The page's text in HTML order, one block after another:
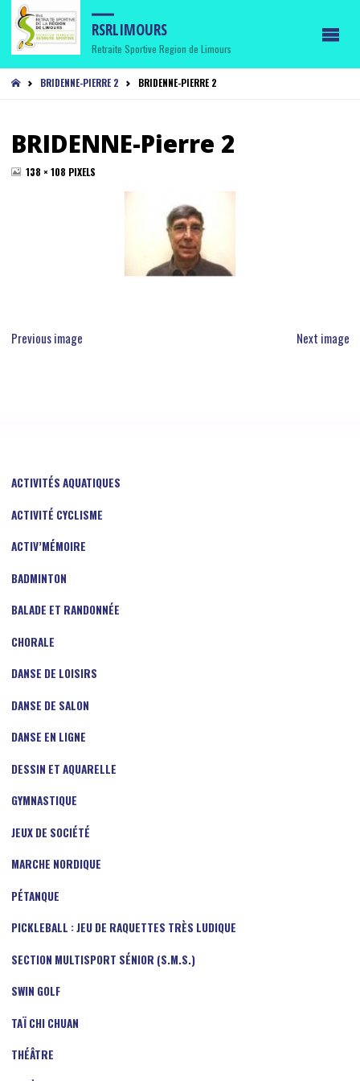
RSRLIMOURS
Retraite Sportive Region de Limours
HOMEBRIDENNE-PIERRE 2 BRIDENNE-PIERRE 2
BRIDENNE-Pierre 2
FULL138 × 108 PIXELS
Previous image Next image
ACTIVITÉS AQUATIQUES
ACTIVITÉ CYCLISME
ACTIV’MÉMOIRE
BADMINTON
BALADE ET RANDONNÉE
CHORALE
DANSE DE LOISIRS
DANSE DE SALON
DANSE EN LIGNE
DESSIN ET AQUARELLE
GYMNASTIQUE
JEUX DE SOCIÉTÉ
MARCHE NORDIQUE
PÉTANQUE
PICKLEBALL : JEU DE RAQUETTES TRÈS LUDIQUE
SECTION MULTISPORT SÉNIOR (S.M.S.)
SWIN GOLF
TAÏ CHI CHUAN
THÉÂTRE